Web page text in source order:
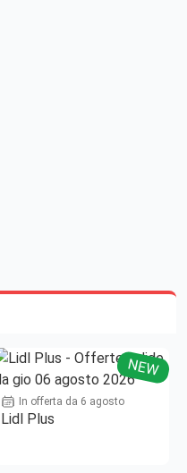
NEW
In offerta da 6 agosto
Lidl Plus